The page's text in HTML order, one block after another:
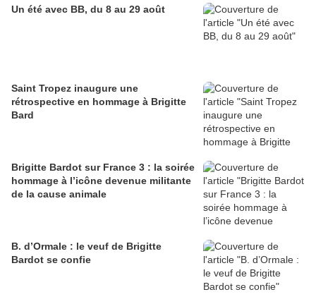
Un été avec BB, du 8 au 29 août
Saint Tropez inaugure une
rétrospective en hommage à Brigitte
Bard
Brigitte Bardot sur France 3 : la soirée
hommage à l’icône devenue militante
de la cause animale
B. d’Ormale : le veuf de Brigitte
Bardot se confie